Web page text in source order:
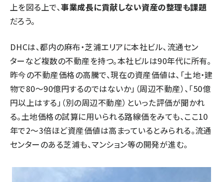
上を図る上で、事業成長に貢献しない資産の整理も課題
だろう。
DHCは、都内の麻布・芝浦エリアに本社ビル、流通セン
ターなど複数の不動産を持つ。本社ビルは90年代に所有。
昨今の不動産価格の高騰で、現在の資産価値は、「土地・建
物で80～90億円するのではないか」（周辺不動産）、「50億
円以上はする」（別の周辺不動産）といった評価が聞かれ
る。土地価格の試算に用いられる路線価をみても、ここ10
年で2～3倍ほど資産価値は高まっているとみられる。流通
センターのある芝浦も、マンション等の開発が進む。